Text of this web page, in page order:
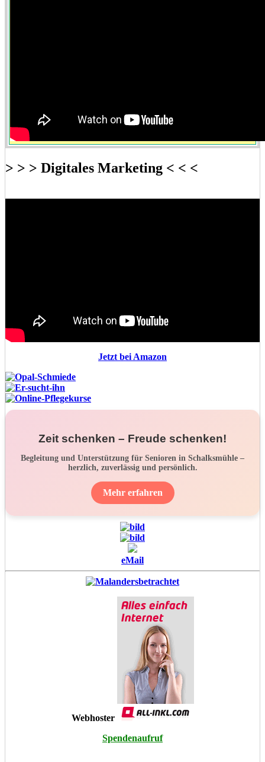
> > > Digitales Marketing < < <
Jetzt bei Amazon
Zeit schenken – Freude schenken!
Begleitung und Unterstützung für Senioren in Schalksmühle –
herzlich, zuverlässig und persönlich.
Mehr erfahren
eMail
Webhoster
Spendenaufruf